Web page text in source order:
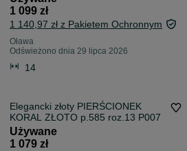
1 099 zł
1 140,97 zł z Pakietem Ochronnym
Oława
Odświeżono dnia 29 lipca 2026
14
Elegancki złoty PIERŚCIONEK
KORAL ZŁOTO p.585 roz.13 P007
Używane
1 079 zł